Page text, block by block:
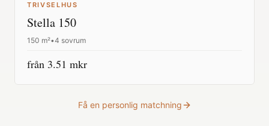
TRIVSELHUS
Stella 150
150 m²•4 sovrum
från 3.51 mkr
Få en personlig matchning